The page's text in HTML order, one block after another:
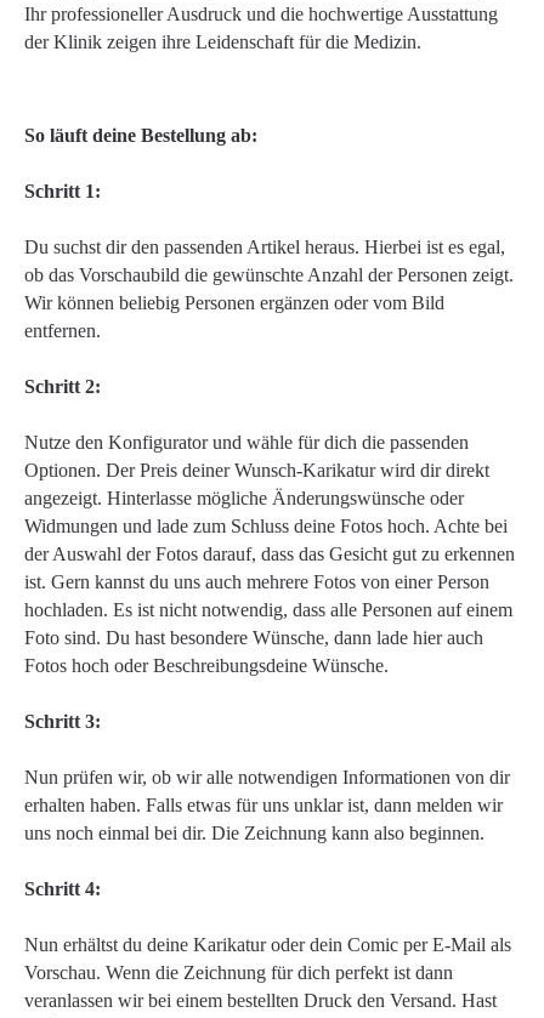
Ihr professioneller Ausdruck und die hochwertige Ausstattung
der Klinik zeigen ihre Leidenschaft für die Medizin.
So läuft deine Bestellung ab:
Schritt 1:
Du suchst dir den passenden Artikel heraus. Hierbei ist es egal,
ob das Vorschaubild die gewünschte Anzahl der Personen zeigt.
Wir können beliebig Personen ergänzen oder vom Bild
entfernen.
Schritt 2:
Nutze den Konfigurator und wähle für dich die passenden
Optionen. Der Preis deiner Wunsch-Karikatur wird dir direkt
angezeigt. Hinterlasse mögliche Änderungswünsche oder
Widmungen und lade zum Schluss deine Fotos hoch. Achte bei
der Auswahl der Fotos darauf, dass das Gesicht gut zu erkennen
ist. Gern kannst du uns auch mehrere Fotos von einer Person
hochladen. Es ist nicht notwendig, dass alle Personen auf einem
Foto sind. Du hast besondere Wünsche, dann lade hier auch
Fotos hoch oder Beschreibungsdeine Wünsche.
Schritt 3:
Nun prüfen wir, ob wir alle notwendigen Informationen von dir
erhalten haben. Falls etwas für uns unklar ist, dann melden wir
uns noch einmal bei dir. Die Zeichnung kann also beginnen.
Schritt 4:
Nun erhältst du deine Karikatur oder dein Comic per E-Mail als
Vorschau. Wenn die Zeichnung für dich perfekt ist dann
veranlassen wir bei einem bestellten Druck den Versand. Hast